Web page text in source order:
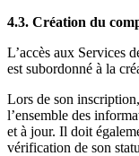
4.3. Création du
L’accès aux Services
est subordonné à la
Lors de son
l’ensemble des
et à jour. Il doit
vérification de son